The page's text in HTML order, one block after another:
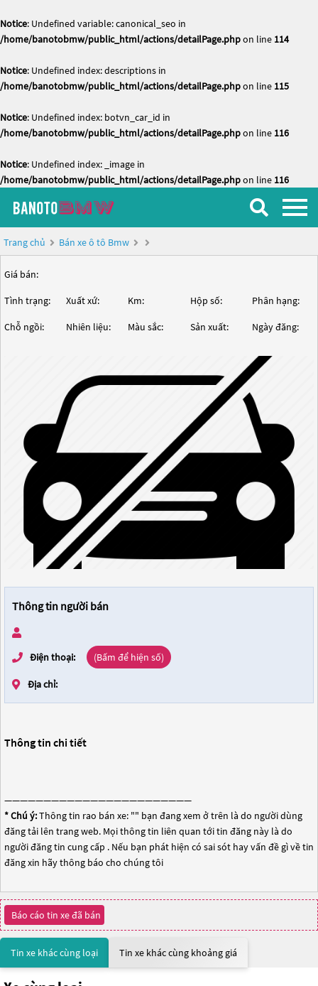
Notice: Undefined variable: canonical_seo in
/home/banotobmw/public_html/actions/detailPage.phpon line 114
Notice: Undefined index: descriptions in
/home/banotobmw/public_html/actions/detailPage.phpon line 115
Notice: Undefined index: botvn_car_id in
/home/banotobmw/public_html/actions/detailPage.phpon line 116
Notice: Undefined index: _image in
/home/banotobmw/public_html/actions/detailPage.phpon line 116
Trang chủ Bán xe ô tô Bmw
Giá bán:
Tình trạng: Xuất xứ: Km: Hộp số: Phân hạng:
Chỗ ngồi: Nhiên liệu: Màu sắc: Sản xuất: Ngày đăng:
Thông tin người bán
Điện thoại: (Bấm để hiện số)
Địa chỉ:
Thông tin chi tiết
————————————————————————
* Chú ý:Thông tin rao bán xe: "" bạn đang xem ở trên là do người dùng
đăng tải lên trang web. Mọi thông tin liên quan tới tin đăng này là do
người đăng tin cung cấp . Nếu bạn phát hiện có sai sót hay vấn đề gì về tin
đăng xin hãy thông báo cho chúng tôi
Báo cáo tin xe đã bán
Tin xe khác cùng loại Tin xe khác cùng khoảng giá